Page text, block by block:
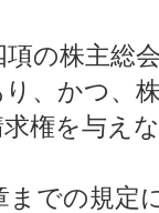
の株主総
、かつ、
権を与え
での規定